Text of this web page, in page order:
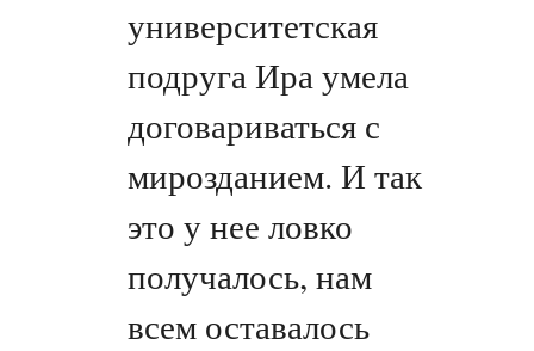
университетская
подруга Ира умела
договариваться с
мирозданием. И так
это у нее ловко
получалось, нам
всем оставалось